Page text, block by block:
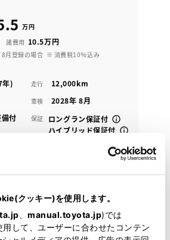
クッキー)を使用します。
manual.toyota.jp)では
して、ユーザーに合わせたコンテン
万円
諸費用 10.5万円
月登録の場合 ※ 消費税10％込み
年) 走行 12,000km
車検 2028年 8月
付 保証
ロングラン保証付
ハイブリッド保証付
54-1015